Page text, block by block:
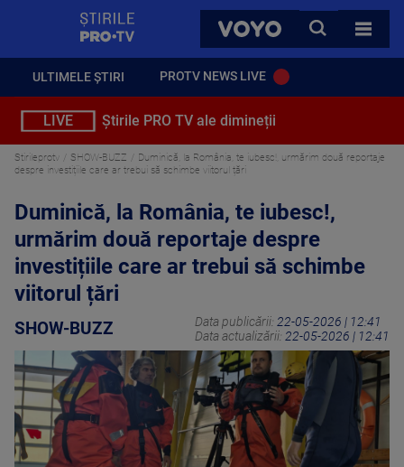
VOYO
CAUTA
TOATE
ULTIMELE ȘTIRI PROTV NEWS LIVE
LIVE Știrile PRO TV ale dimineții
Stirileprotv SHOW-BUZZ
Duminică, la România, te iubesc!, urmărim două reportaje
despre investițiile care ar trebui să schimbe viitorul țări
Duminică, la România, te iubesc!,
urmărim două reportaje despre
investițiile care ar trebui să schimbe
viitorul țări
SHOW-BUZZ Data publicării: 22-05-2026 | 12:41
Data actualizării: 22-05-2026 | 12:41